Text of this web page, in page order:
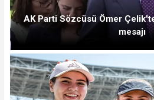
AK Parti Sözcüsü Ömer
mesajı